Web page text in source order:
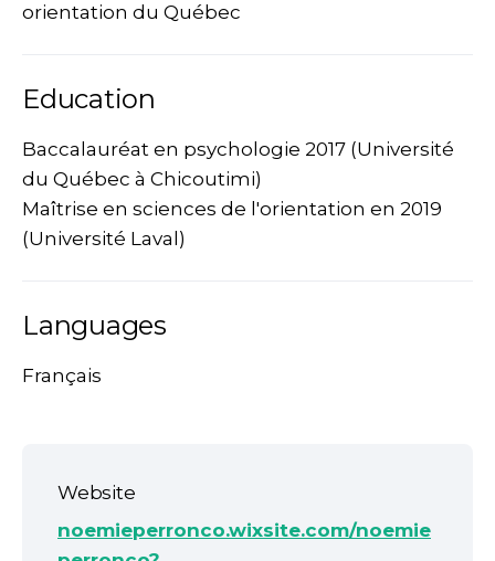
orientation du Québec
Education
Baccalauréat en psychologie 2017 (Université
du Québec à Chicoutimi)
Maîtrise en sciences de l'orientation en 2019
(Université Laval)
Languages
Français
Website
noemieperronco.wixsite.com/noemie